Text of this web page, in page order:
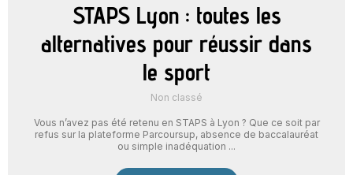
STAPS Lyon : toutes les
alternatives pour réussir dans
le sport
Non classé
Vous n’avez pas été retenu en STAPS à Lyon ? Que ce soit par
refus sur la plateforme Parcoursup, absence de baccalauréat
ou simple inadéquation ...